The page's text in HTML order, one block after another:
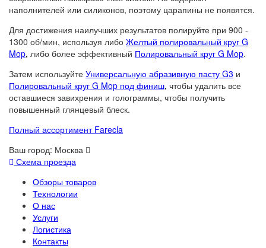
наполнителей или силиконов, поэтому царапины не появятся.
Для достижения наилучших результатов полируйте при 900 -
1300 об/мин, используя либо Желтый полировальный круг G
Mop, либо более эффективный Полировальный круг G Mop.
Затем используйте Универсальную абразивную пасту G3 и
Полировальный круг G Mop под финиш, чтобы удалить все
оставшиеся завихрения и голограммы, чтобы получить
повышенный глянцевый блеск.
Полный ассортимент Farecla
Ваш город: Москва
Схема проезда
Обзоры товаров
Технологии
О нас
Услуги
Логистика
Контакты